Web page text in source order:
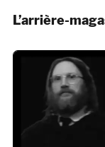
L’arrière-